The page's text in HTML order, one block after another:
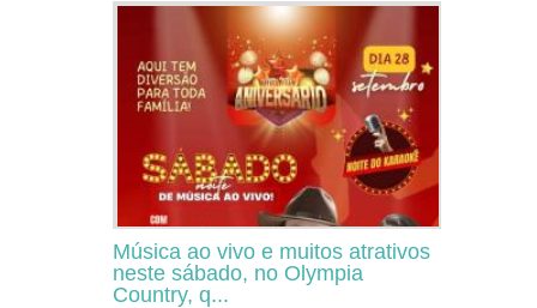
Música ao vivo e muitos atrativos
neste sábado, no Olympia
Country, q...